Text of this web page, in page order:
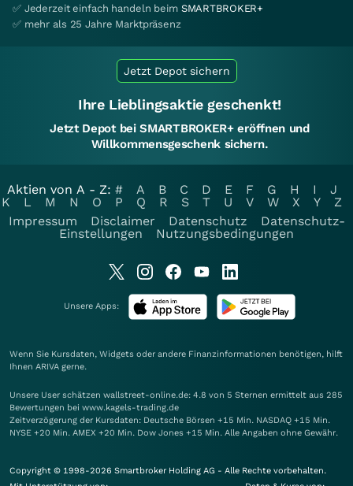
✅ Jederzeit einfach handeln beim SMARTBROKER+
✅ mehr als 25 Jahre Marktpräsenz
Jetzt Depot sichern
Ihre Lieblingsaktie geschenkt!
Jetzt Depot bei SMARTBROKER+ eröffnen und
Willkommensgeschenk sichern.
Aktien von A - Z: # A B C D E F G H I
J
K
L M N O P Q R S T U V W X Y
Z
Impressum
Disclaimer Datenschutz
Datenschutz-
Einstellungen
Nutzungsbedingungen
Unsere Apps:
Wenn Sie Kursdaten, Widgets oder andere Finanzinformationen benötigen, hilft
Ihnen ARIVA gerne.
Unsere User schätzen wallstreet-online.de: 4.8 von 5 Sternen ermittelt aus 285
Bewertungen bei www.kagels-trading.de
Zeitverzögerung der Kursdaten: Deutsche Börsen +15 Min. NASDAQ +15 Min.
NYSE +20 Min. AMEX +20 Min. Dow Jones +15 Min. Alle Angaben ohne Gewähr.
Copyright © 1998-2026 Smartbroker Holding AG - Alle Rechte vorbehalten.